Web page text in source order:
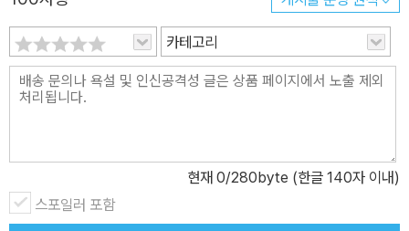
카테고리
현재 0/280byte (한글 140자 이내)
스포일러 포함